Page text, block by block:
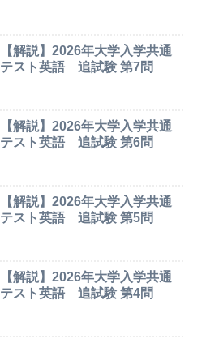
【解説】2026年大学入学共通
テスト英語 追試験 第7問
【解説】2026年大学入学共通
テスト英語 追試験 第6問
【解説】2026年大学入学共通
テスト英語 追試験 第5問
【解説】2026年大学入学共通
テスト英語 追試験 第4問